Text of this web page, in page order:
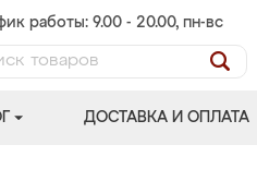
работы: 9.00 - 20.00, пн-вс
ДОСТАВКА И ОПЛАТА